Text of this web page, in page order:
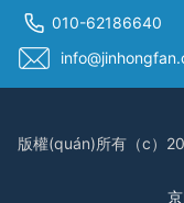
010-62186640
版權(quán)所有（c）